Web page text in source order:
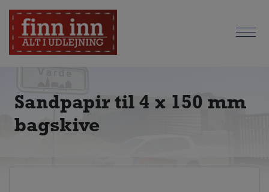
Sandpapir til 4 x 150 mm
bagskive